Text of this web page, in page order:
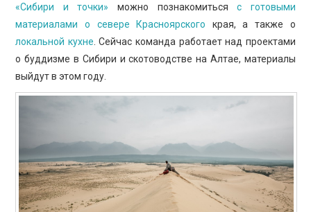
«Сибири и точки» можно познакомитьсяс готовыми
материалами о севере Красноярского края, а также о
локальной кухне . Сейчас команда работает над проектами
о буддизме в Сибири и скотоводстве на Алтае, материалы
выйдут в этом году.